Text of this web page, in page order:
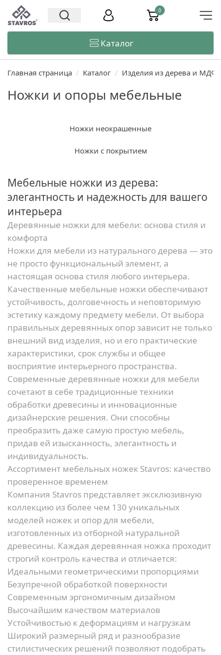
0
Каталог
Главная страница / Каталог / Изделия из дерева и МДФ
Ножки и опоры мебельные
Ножки неокрашенные
Ножки с покрытием
Мебельные ножки из дерева:
элегантность и надежность для вашего
интерьера
Деревянные ножки для мебели: основа стиля и
комфорта
Ножки для мебели из натурального дерева — это
не просто функциональный элемент, а
настоящая основа стиля любого интерьера.
Качественные мебельные ножки обеспечивают
устойчивость, долговечность и неповторимую
эстетику каждому предмету мебели. От выбора
правильных деревянных опор зависит не только
внешний вид изделия, но и его практические
характеристики, срок службы и общее
восприятие интерьерного пространства.
Современные деревянные ножки для мебели
сочетают в себе традиционные техники
обработки древесины и инновационные
дизайнерские решения. Они способны
преобразить даже самую простую мебель,
придав ей изысканность, элегантность и
индивидуальность.
Ассортимент мебельных ножек Stavros: качество
проверенное временем
Компания Stavros представляет эксклюзивную
коллекцию из более чем 130 уникальных
моделей ножек и опор для мебели,
изготовленных из отборной натуральной
древесины. Каждая деревянная ножка проходит
строгий контроль качества и отличается:
Идеальными геометрическими пропорциями
Безупречной обработкой поверхности
Современным эргономичным дизайном
Высочайшим качеством материалов
Устойчивостью к деформациям и нагрузкам
Широкий размерный ряд и разнообразие
стилистических решений позволяют подобрать